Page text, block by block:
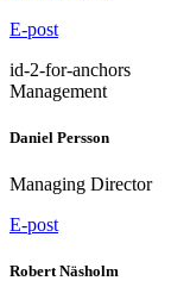
E-post
id-2-for-anchors
Management
Daniel Persson
Managing Director
E-post
Robert Näsholm